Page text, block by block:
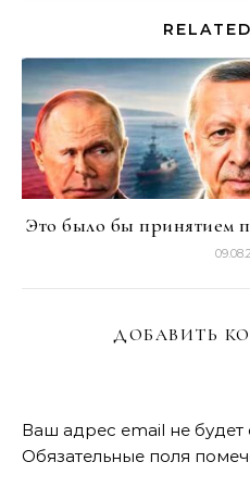
Это было бы принятием
ДОБАВИТЬ
Ваш адрес email не будет
Обязательные поля